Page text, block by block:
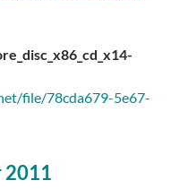
file/78cda679-5e67-
2011